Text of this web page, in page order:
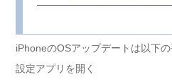
iPhoneのOSアップデートは以下の
設定アプリを開く